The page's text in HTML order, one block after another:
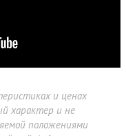
и ценах
характер и не
положениями